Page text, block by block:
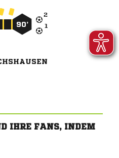


90’
IHRE FANS, INDEM